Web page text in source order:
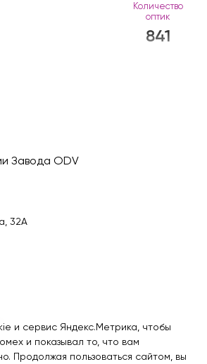
Количество
оптик
841
Завода ODV
32А
и сервис Яндекс.Метрика, чтобы
и показывал то, что вам
Продолжая пользоваться сайтом, вы